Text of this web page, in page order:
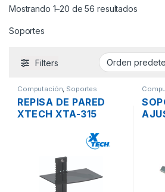
Mostrando 1–20 de 56 resultados
Soportes
Filters
Computación, Soportes
REPISA DE PARED
XTECH XTA-315
COMPONENTES DE
ALUMINIO Y VIDRIO
HASTA 16KG
(36X25X0.5CM)